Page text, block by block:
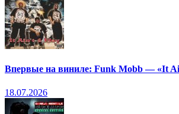
Впервые на виниле: Funk Mobb — «It
18.07.2026